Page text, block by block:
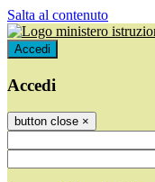
Salta al contenuto
Accedi
Accedi
button close ×